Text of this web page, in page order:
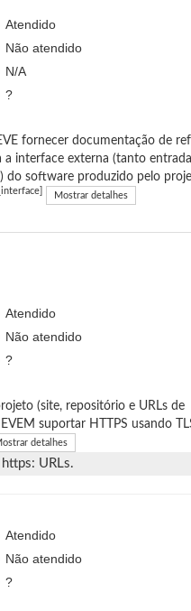
Atendido
Não atendido
N/A
?
fornecer documentação de
a interface externa (tanto entrada
do software produzido pelo
Mostrar detalhes
Atendido
Não atendido
?
(site, repositório e URLs de
suportar HTTPS usando
detalhes
URLs.
Atendido
Não atendido
?